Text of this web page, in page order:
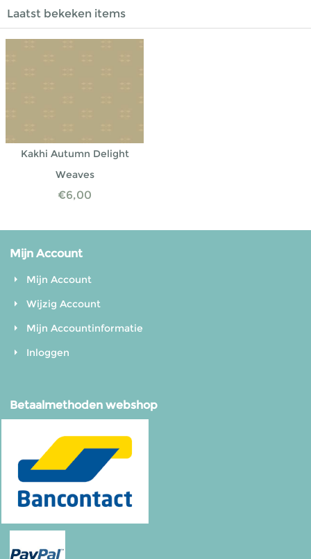
Laatst bekeken items
Kakhi Autumn Delight
Weaves
€6,00
Mijn Account
Mijn Account
Wijzig Account
Mijn Accountinformatie
Inloggen
Betaalmethoden webshop